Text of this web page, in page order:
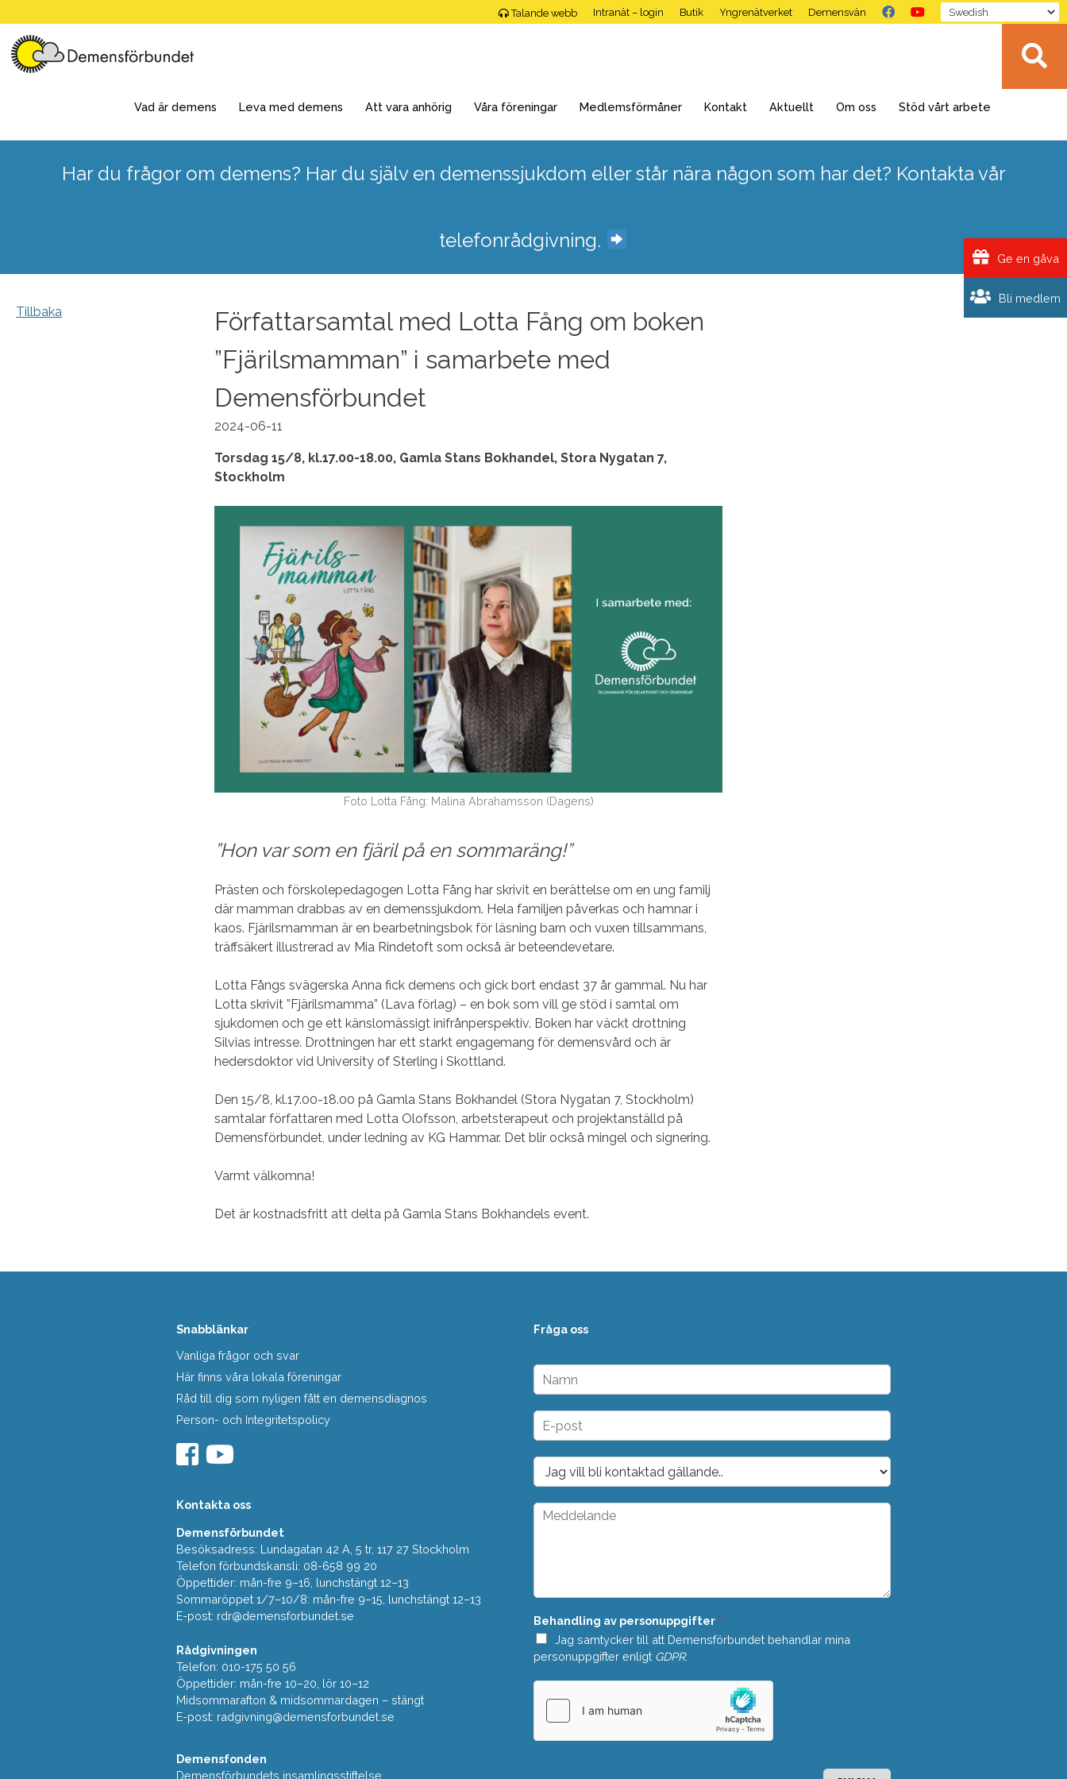
to
content
Talande webb Intranät – login Butik Yngrenätverket Demensvän
Vad är demens Leva med demens Att vara anhörig Våra föreningar Medlemsförmåner Kontakt Aktuellt Om oss Stöd vårt arbete
Har du frågor om demens? Har du själv en demenssjukdom eller står nära någon som har det? Kontakta vår
telefonrådgivning.
Tillbaka
Författarsamtal med Lotta Fång om boken
”Fjärilsmamman” i samarbete med
Demensförbundet
2024-06-11
Torsdag 15/8, kl.17.00-18.00, Gamla Stans Bokhandel, Stora Nygatan 7,
Stockholm
Foto Lotta Fång: Malina Abrahamsson (Dagens)
”Hon var som en fjäril på en sommaräng!”
Prästen och förskolepedagogen Lotta Fång har skrivit en berättelse om en ung familj
där mamman drabbas av en demenssjukdom. Hela familjen påverkas och hamnar i
kaos. Fjärilsmamman är en bearbetningsbok för läsning barn och vuxen tillsammans,
träffsäkert illustrerad av Mia Rindetoft som också är beteendevetare.
Lotta Fångs svägerska Anna fick demens och gick bort endast 37 år gammal. Nu har
Lotta skrivit ”Fjärilsmamma” (Lava förlag) – en bok som vill ge stöd i samtal om
sjukdomen och ge ett känslomässigt inifrånperspektiv. Boken har väckt drottning
Silvias intresse. Drottningen har ett starkt engagemang för demensvård och är
hedersdoktor vid University of Sterling i Skottland.
Den 15/8, kl.17.00-18.00 på Gamla Stans Bokhandel (Stora Nygatan 7, Stockholm)
samtalar författaren med Lotta Olofsson, arbetsterapeut och projektanställd på
Demensförbundet, under ledning av KG Hammar. Det blir också mingel och signering.
Varmt välkomna!
Det är kostnadsfritt att delta på Gamla Stans Bokhandels event.
Snabblänkar
Vanliga frågor och svar
Här finns våra lokala föreningar
Råd till dig som nyligen fått en demensdiagnos
Person- och Integritetspolicy
Kontakta oss
Demensförbundet
Besöksadress: Lundagatan 42 A, 5 tr, 117 27 Stockholm
Telefon förbundskansli: 08-658 99 20
Öppettider: mån-fre 9–16, lunchstängt 12–13
Sommaröppet 1/7–10/8: mån-fre 9–15, lunchstängt 12–13
E-post: rdr@demensforbundet.se
Rådgivningen
Telefon: 010-175 50 56
Öppettider: mån-fre 10–20, lör 10–12
Midsommarafton & midsommardagen – stängt
E-post: radgivning@demensforbundet.se
Demensfonden
Demensförbundets insamlingsstiftelse
Fråga oss
N
m
n
E
p
o
t
*
D
o
p
M
a
d
e
*
Behandling av personuppgifter *
Jag samtycker till att Demensförbundet behandlar mina
personuppgifter enligt GDPR.
Bli medlem
Ge en gåva